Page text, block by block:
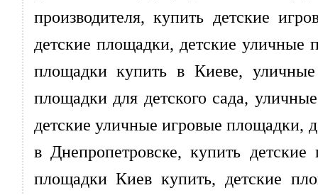
производителя, купить детские
детские площадки, детские уличные
площадки купить в Киеве,
площадки для детского сада,
детские уличные игровые площадки,
в Днепропетровске, купить
площадки Киев купить, детские